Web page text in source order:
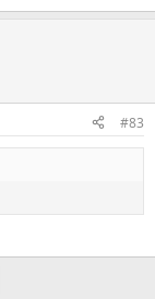
aditivo de aceite
a
el aceite, a
la
se encuentra el
#83